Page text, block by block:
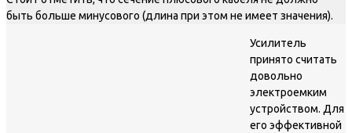
быть больше минусового (длина при этом не имеет значения).
Усилитель
принято считать
довольно
электроемким
устройством. Для
его эффективной